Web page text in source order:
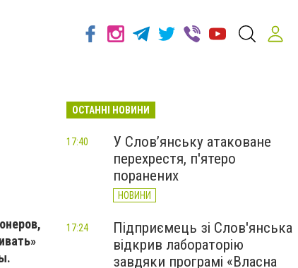
ОСТАННІ НОВИНИ
У Слов’янську атаковане
перехрестя, п'ятеро
поранених
НОВИНИ
17:40
Підприємець зі Слов'янська
відкрив лабораторію
завдяки програмі «Власна
17:24